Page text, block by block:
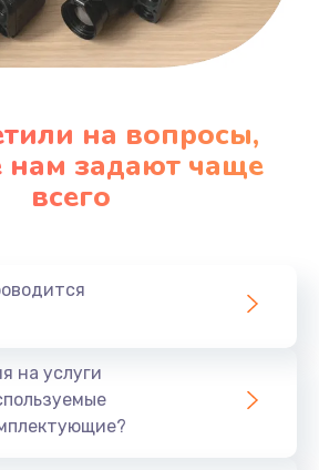
на вопросы,
нам задают чаще
всего
на услуги